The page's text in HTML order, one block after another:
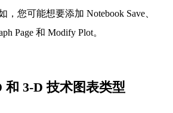
您可能想要添加 Notebook Save、
Page 和 Modify Plot。
和 3-D 技术图表类型